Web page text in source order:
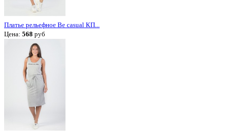
Платье рельефное Be casual КП...
Цена: 568 руб